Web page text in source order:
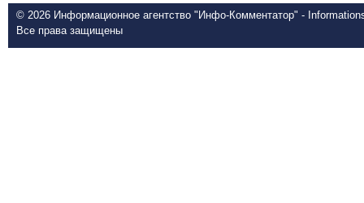
© 2026 Информационное агентство "Инфо-Комментатор" -
Все права защищены